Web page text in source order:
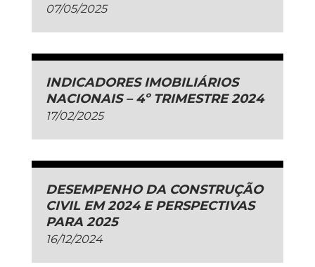
07/05/2025
INDICADORES IMOBILIÁRIOS
NACIONAIS – 4º TRIMESTRE 2024
17/02/2025
DESEMPENHO DA CONSTRUÇÃO
CIVIL EM 2024 E PERSPECTIVAS
PARA 2025
16/12/2024